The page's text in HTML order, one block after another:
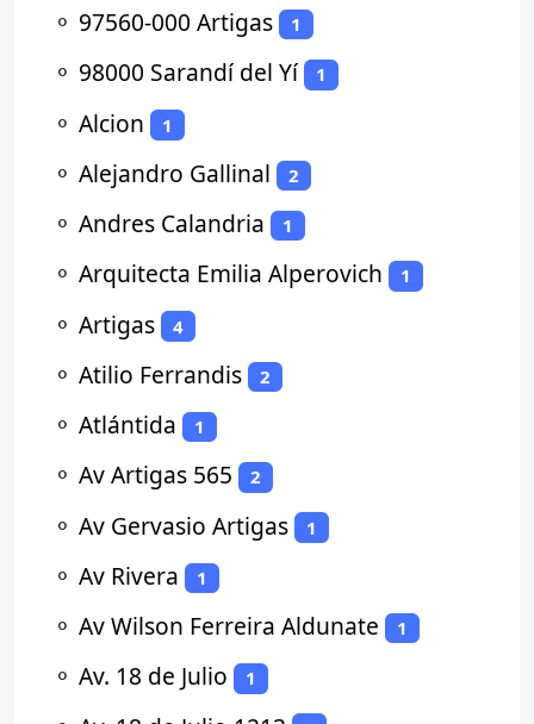
⚬ 97560-000 Artigas 1
⚬ 98000 Sarandí del Yí 1
⚬ Alcion 1
⚬ Alejandro Gallinal 2
⚬ Andres Calandria 1
⚬ Arquitecta Emilia Alperovich 1
⚬ Artigas 4
⚬ Atilio Ferrandis 2
⚬ Atlántida 1
⚬ Av Artigas 565 2
⚬ Av Gervasio Artigas 1
⚬ Av Rivera 1
⚬ Av Wilson Ferreira Aldunate 1
⚬ Av. 18 de Julio 1